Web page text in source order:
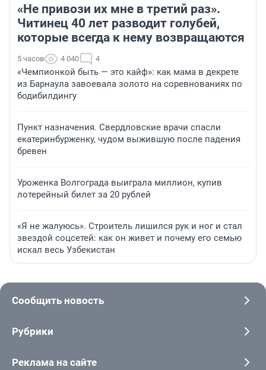
«Не привози их мне в третий раз».
Читинец 40 лет разводит голубей,
которые всегда к нему возвращаются
5 часов 4 040 4
«Чемпионкой быть — это кайф»: как мама в декрете
из Барнаула завоевала золото на соревнованиях по
бодибилдингу
Пункт назначения. Свердловские врачи спасли
екатеринбурженку, чудом выжившую после падения
бревен
Уроженка Волгограда выиграла миллион, купив
лотерейный билет за 20 рублей
«Я не жалуюсь». Строитель лишился рук и ног и стал
звездой соцсетей: как он живет и почему его семью
искал весь Узбекистан
Сообщить новость
Рубрики
Реклама на сайте